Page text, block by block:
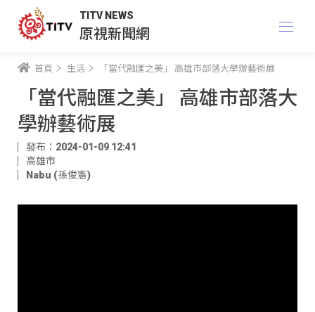
TITV NEWS
原視新聞網
首頁 生活 「當代融匯之美」 高雄市部落大學辦藝術展
「當代融匯之美」 高雄市部落大
學辦藝術展
發布：2024-01-09 12:41
高雄市
Nabu (孫俊憲)